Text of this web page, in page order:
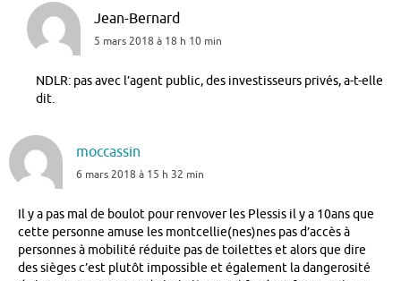
Jean-Bernard
5 mars 2018 à 18 h 10 min
NDLR: pas avec l’agent public, des investisseurs privés, a-t-elle
dit.
moccassin
6 mars 2018 à 15 h 32 min
Il y a pas mal de boulot pour renvover les Plessis il y a 10ans que
cette personne amuse les montcellie(nes)nes pas d’accès à
personnes à mobilité réduite pas de toilettes et alors que dire
des sièges c’est plutôt impossible et également la dangerosité